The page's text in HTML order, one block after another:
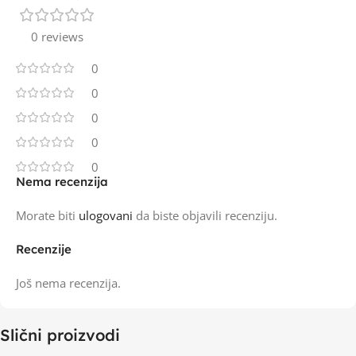
0 reviews
0
0
0
0
0
Recenzije
Još nema recenzija.
Nema recenzija
Morate biti ulogovani da biste objavili recenziju.
Slični proizvodi